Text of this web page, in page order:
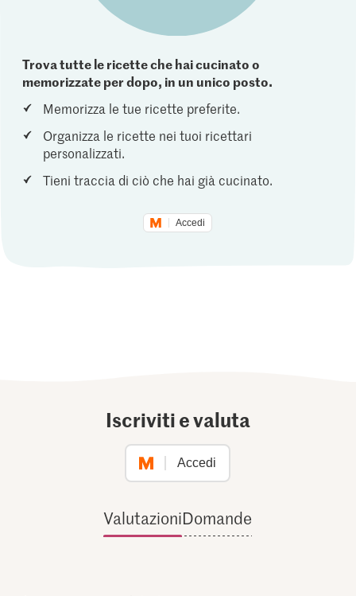
Trova tutte le ricette che hai cucinato o
memorizzate per dopo, in un unico posto.
Memorizza le tue ricette preferite.
Organizza le ricette nei tuoi ricettari
personalizzati.
Tieni traccia di ciò che hai già cucinato.
Accedi
Iscriviti e valuta
Accedi
ValutazioniDomande